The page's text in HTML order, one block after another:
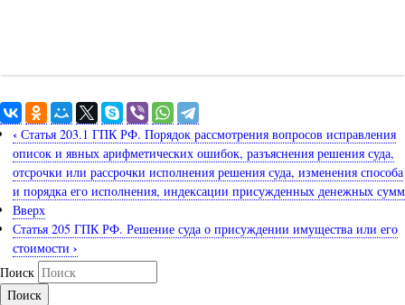
‹ Статья 203.1 ГПК РФ. Порядок рассмотрения вопросов исправления
описок и явных арифметических ошибок, разъяснения решения суда,
отсрочки или рассрочки исполнения решения суда, изменения способа
и порядка его исполнения, индексации присужденных денежных сумм
Вверх
Статья 205 ГПК РФ. Решение суда о присуждении имущества или его
стоимости ›
Поиск